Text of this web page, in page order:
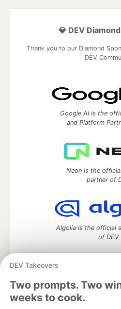
DEV Takeovers
Two prompts. Two
weeks to cook.
💎 DEV
Thank you to our Diamond
DEV
Google AI is the
and Platform
Neon is the
partner of
Algolia is the official
of DEV
DEV Community— A space to
development and manage
Home
DEV Challenges